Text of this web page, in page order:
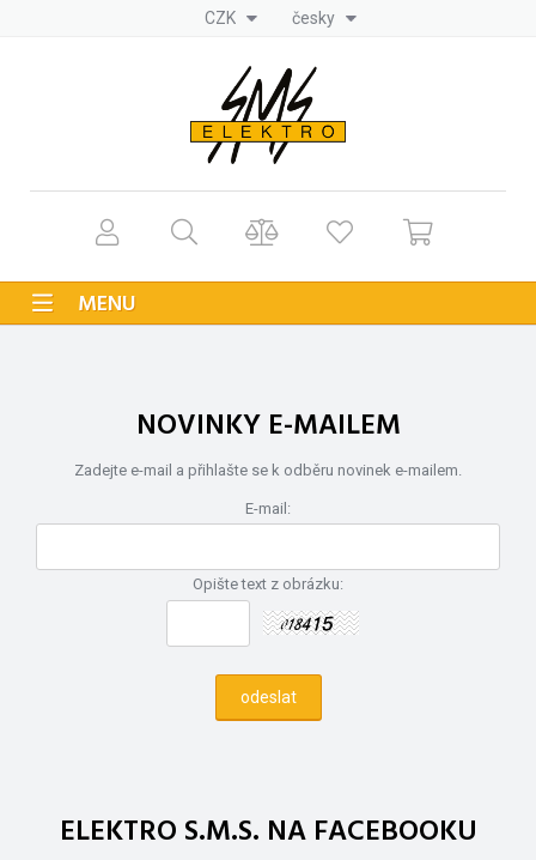
CZK česky
MENU
NOVINKY E-MAILEM
Zadejte e-mail a přihlašte se k odběru novinek e-mailem.
E-mail:
Opište text z obrázku:
ELEKTRO S.M.S. NA FACEBOOKU